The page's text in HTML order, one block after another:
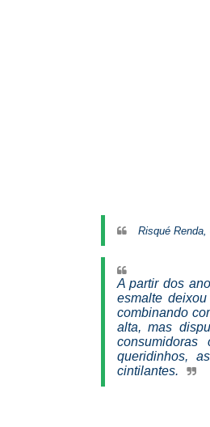
Risqué
A partir dos
esmalte
combinando
alta, mas
queridinhos,
cintilantes.